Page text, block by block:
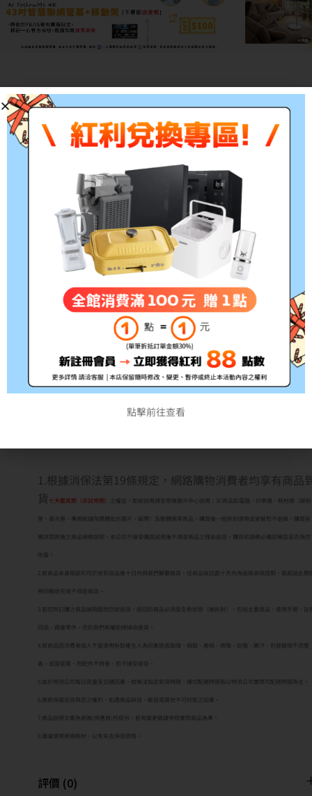
描述
富士軟片 FUJIFILM
型號：CT202266 適用機型：CP115w/
參考印量：1,400張 備註:所有的印量均是在
*此為耗材性用品，經拆封後不予退貨(除新品不良)，拆
封前請務必確認清楚型號!!
*出貨時間約3~5個工作天，如遇缺貨將另行通知
1.根據消保法第19條規定，網路購物消費者均享有商品
貨 七天鑑賞期（非試用期） 之權益。如欲試用請至原廠展示中心試用；3C商品如電腦、印表機、耗材類（碳粉
匣、墨水匣、專用紙儲存媒體如光碟片、磁帶）及軟體類等商品，購買後一經拆封使用或安裝恕不退換，購買前
應詳閱原廠之商品規格說明，本公司不接受購買試用後不滿意商品之理由退貨。購買前請務必確認機型是否為您
所需！
2.若商品本身瑕疵則可於收到貨品後十日內與我們聯繫換貨。從商品收訖起十天內為退換貨保證期，若超過此期
視同驗收完成不得退換貨。
3.若您所訂購之商品無問題而您欲退貨，退回的商品必須是全新狀態（無拆封），包括主要商品、使用手冊、註
回函、週邊零件，否則我們有權拒絕接收退貨。
4.若商品因消費者個人不當使用拆卸產生人為因素造成故障、損毀、磨損、擦傷、刮傷、髒汙、包裝破損不完整
者，或是發票、附配件不齊者，恕不接受退貨。
5.由於物流公司每日貨量及交通因素，故無法指定到貨時間，確切配達時間皆以物流公司實際可配送時間為主。
6.廠商保留出貨與否之權利，如遇商品缺貨、斷貨或其他不可抗拒之因素。
7.商品說明文案為原廠(供應商)所提供，若有變更敬請參照實際商品為準。
8.建議使用原廠耗材，以免失去保固資格。
評價 (0)
點擊前往查看